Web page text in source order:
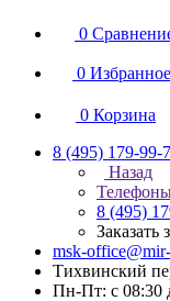
0
0 Избранное
0 Корзина
8 (495) 179-99-
Назад
8 (495)
Заказать
msk-
Тихвинский
Пн-Пт: с 08:30